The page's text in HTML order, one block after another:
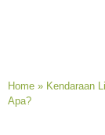
Home » Kendaraan
Apa?